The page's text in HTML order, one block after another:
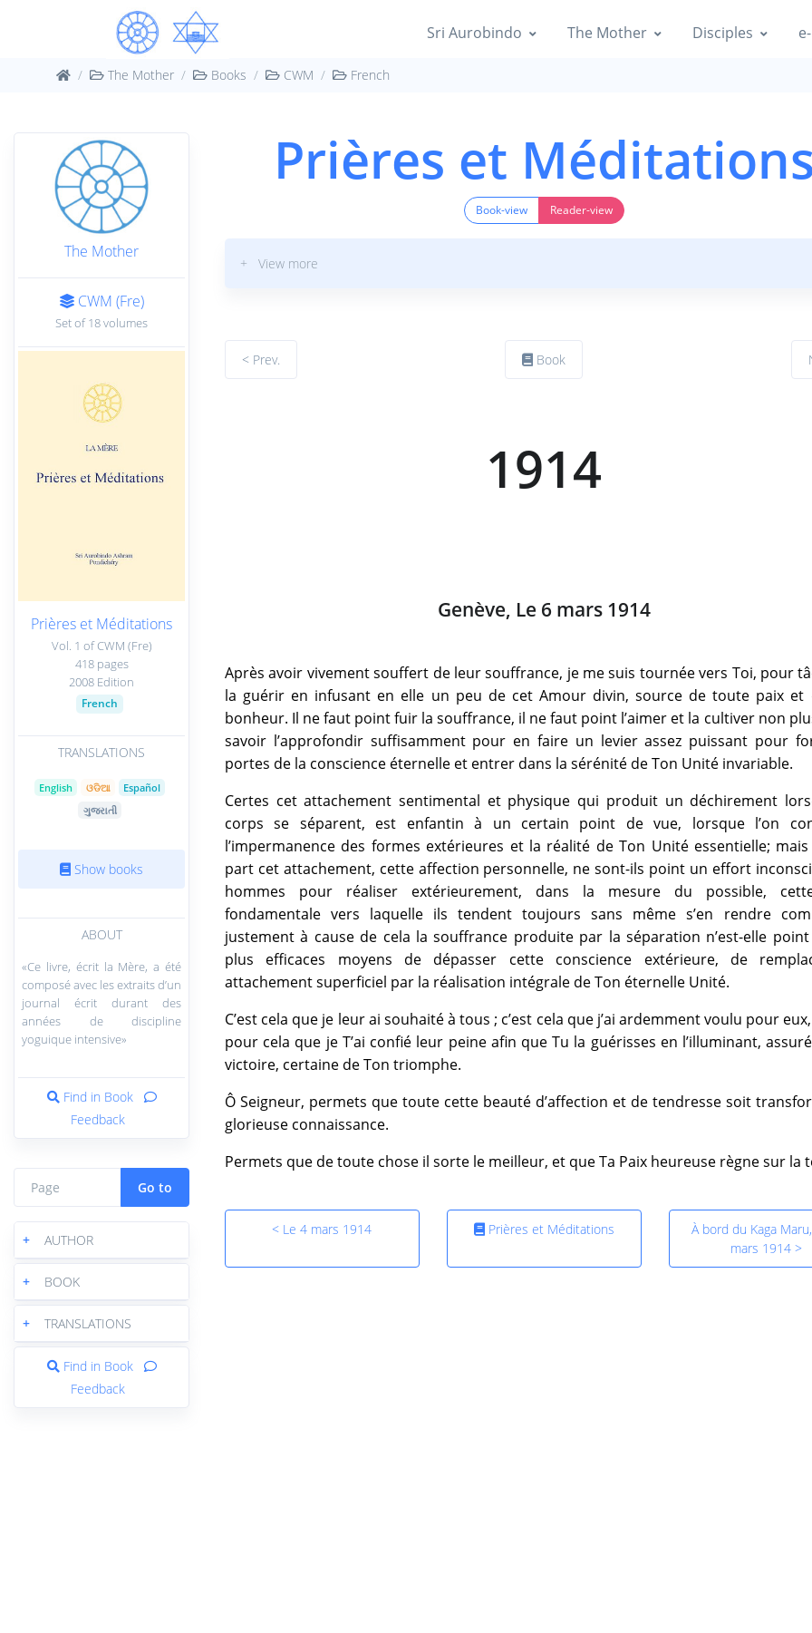
Sri Aurobindo The Mother Disciples
The Mother Books CWM French
The Mother
CWM (Fre)
Set of 18 volumes
Prières et Méditations
Vol. 1 of CWM (Fre)
418 pages
2008 Edition
French
TRANSLATIONS
English ଓଡିଆ
Español
ગુજરાતી
Show books
ABOUT
«Ce livre, écrit la Mère, a été
composé avec les extraits d’un
journal écrit durant des
années de discipline
yoguique intensive»
Find in Book
Feedback
Go to
+ AUTHOR
+ BOOK
+ TRANSLATIONS
Find in Book
Feedback
Prières et
Book-view Reader-view
+ View more
< Prev. Book
1914
Genève, Le 6 mars 1914
Après avoir vivement souffert de leur souffrance, je me suis tournée vers Toi, pour
la guérir en infusant en elle un peu de cet Amour divin, source de toute paix et
bonheur. Il ne faut point fuir la souffrance, il ne faut point l’aimer et la cultiver non
savoir l’approfondir suffisamment pour en faire un levier assez puissant pour
portes de la conscience éternelle et entrer dans la sérénité de Ton Unité invariable.
Certes cet attachement sentimental et physique qui produit un déchirement
corps se séparent, est enfantin à un certain point de vue, lorsque l’on
l’impermanence des formes extérieures et la réalité de Ton Unité essentielle; mais
part cet attachement, cette affection personnelle, ne sont-ils point un effort
hommes pour réaliser extérieurement, dans la mesure du possible,
fondamentale vers laquelle ils tendent toujours sans même s’en rendre
justement à cause de cela la souffrance produite par la séparation n’est-elle
plus efficaces moyens de dépasser cette conscience extérieure, de
attachement superficiel par la réalisation intégrale de Ton éternelle Unité.
C’est cela que je leur ai souhaité à tous ; c’est cela que j’ai ardemment voulu pour eux,
pour cela que je T’ai confié leur peine afin que Tu la guérisses en l’illuminant,
victoire, certaine de Ton triomphe.
Ô Seigneur, permets que toute cette beauté d’affection et de tendresse soit
glorieuse connaissance.
Permets que de toute chose il sorte le meilleur, et que Ta Paix heureuse règne sur la
< Le 4 mars 1914 Prières et Méditations
À bord du Kaga
mars 1914 >